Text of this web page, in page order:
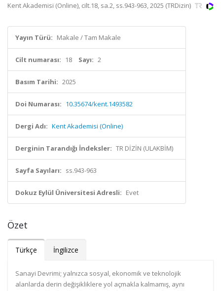
Kent Akademisi (Online), cilt.18, sa.2, ss.943-963, 2025 (TRDizin)
Yayın Türü: Makale / Tam Makale
Cilt numarası: 18 Sayı: 2
Basım Tarihi: 2025
Doi Numarası: 10.35674/kent.1493582
Dergi Adı: Kent Akademisi (Online)
Derginin Tarandığı İndeksler: TR DİZİN (ULAKBİM)
Sayfa Sayıları: ss.943-963
Dokuz Eylül Üniversitesi Adresli: Evet
Özet
Türkçe İngilizce
Sanayi Devrimi; yalnızca sosyal, ekonomik ve teknolojik
alanlarda derin değişikliklere yol açmakla kalmamış, aynı